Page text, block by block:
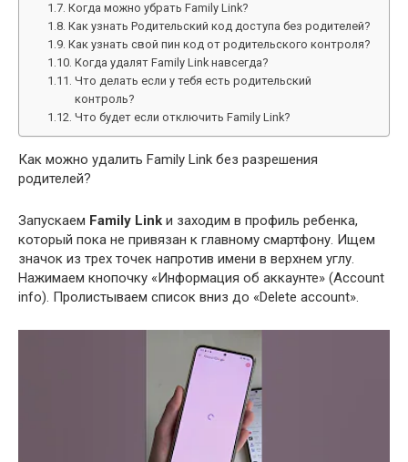
Когда можно убрать Family Link?
Как узнать Родительский код доступа без родителей?
Как узнать свой пин код от родительского контроля?
Когда удалят Family Link навсегда?
Что делать если у тебя есть родительский
контроль?
Что будет если отключить Family Link?
Как можно удалить Family Link без разрешения
родителей?
Запускаем Family Link и заходим в профиль ребенка,
который пока не привязан к главному смартфону. Ищем
значок из трех точек напротив имени в верхнем углу.
Нажимаем кнопочку «Информация об аккаунте» (Account
info). Пролистываем список вниз до «Delete account».